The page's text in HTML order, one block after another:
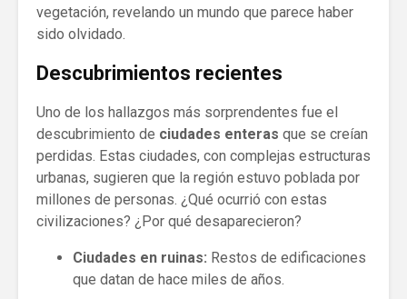
vegetación, revelando un mundo que parece haber
sido olvidado.
Descubrimientos recientes
Uno de los hallazgos más sorprendentes fue el
descubrimiento de ciudades enteras que se creían
perdidas. Estas ciudades, con complejas estructuras
urbanas, sugieren que la región estuvo poblada por
millones de personas. ¿Qué ocurrió con estas
civilizaciones? ¿Por qué desaparecieron?
Ciudades en ruinas: Restos de edificaciones
que datan de hace miles de años.